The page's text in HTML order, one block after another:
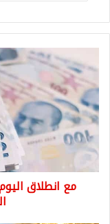
انطلاق
اليوم
الإثنين
الليرة
التركية
ترتفع
مقابل
الدولار
مع انطلاق